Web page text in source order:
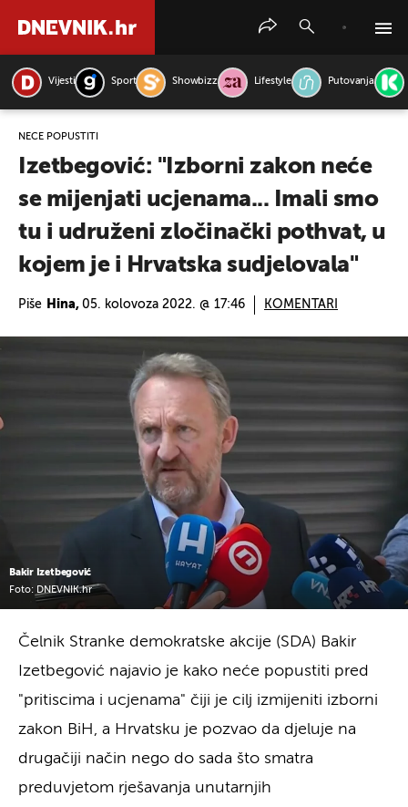
Vijesti Sport Showbizz Lifestyle Putovanja
NEĆE POPUSTITI
Izetbegović: "Izborni zakon neće
se mijenjati ucjenama... Imali smo
tu i udruženi zločinački pothvat, u
kojem je i Hrvatska sudjelovala"
Piše Hina, 05. kolovoza 2022. @ 17:46 KOMENTARI
Bakir Izetbegović
Foto: DNEVNIK.hr
Čelnik Stranke demokratske akcije (SDA) Bakir
Izetbegović najavio je kako neće popustiti pred
"pritiscima i ucjenama" čiji je cilj izmijeniti izborni
zakon BiH, a Hrvatsku je pozvao da djeluje na
drugačiji način nego do sada što smatra
preduvjetom rješavanja unutarnjih
PRETRAŽITE VIJESTI